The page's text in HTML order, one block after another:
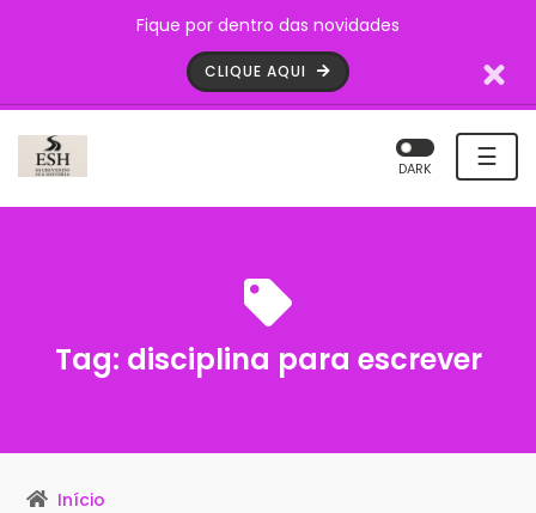
Fique por dentro das novidades
CLIQUE AQUI
☰
DARK
Tag: disciplina para escrever
Início